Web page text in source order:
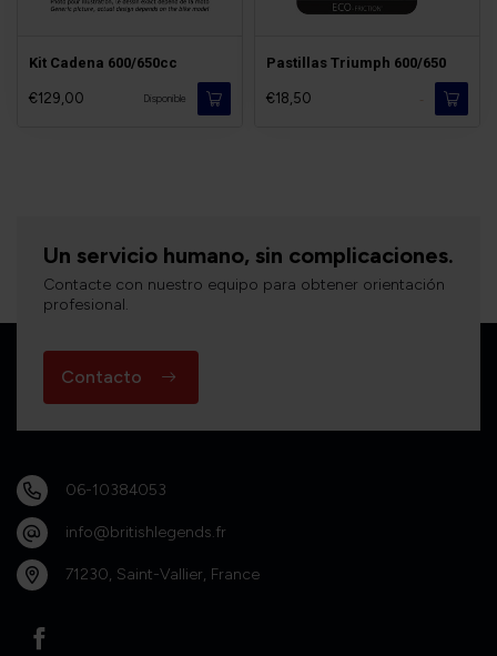
Kit Cadena 600/650cc
€129,00 Disponible
Pastillas Triumph 600/650
€18,50 -
Un servicio humano, sin complicaciones.
Contacte con nuestro equipo para obtener orientación
profesional.
Contacto
06-10384053
info@britishlegends.fr
71230, Saint-Vallier, France